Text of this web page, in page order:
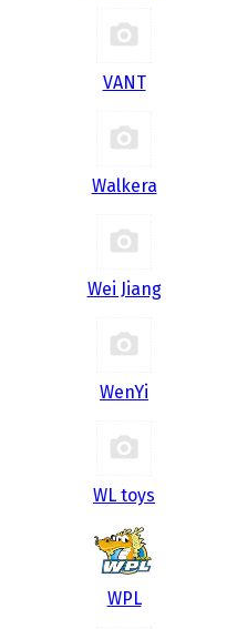
VANT
Walkera
Wei Jiang
WenYi
WL toys
WPL